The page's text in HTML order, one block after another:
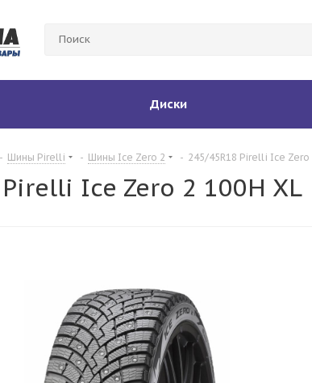
Диски
- Шины Pirelli - Шины Ice Zero 2 - 245/45R18 Pirelli Ice Zero
Ice Zero 2 100H XL